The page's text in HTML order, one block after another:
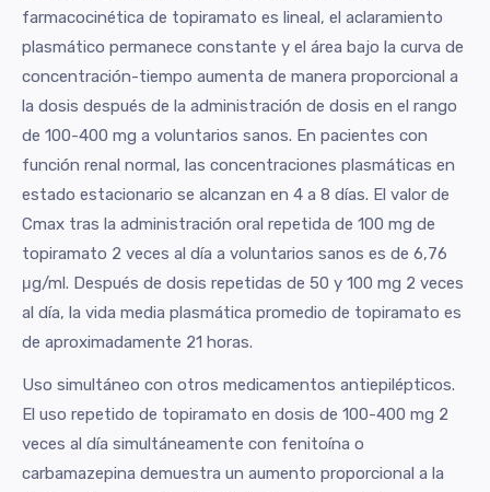
farmacocinética de topiramato es lineal, el aclaramiento
plasmático permanece constante y el área bajo la curva de
concentración-tiempo aumenta de manera proporcional a
la dosis después de la administración de dosis en el rango
de 100-400 mg a voluntarios sanos. En pacientes con
función renal normal, las concentraciones plasmáticas en
estado estacionario se alcanzan en 4 a 8 días. El valor de
Cmax tras la administración oral repetida de 100 mg de
topiramato 2 veces al día a voluntarios sanos es de 6,76
μg/ml. Después de dosis repetidas de 50 y 100 mg 2 veces
al día, la vida media plasmática promedio de topiramato es
de aproximadamente 21 horas.
Uso simultáneo con otros medicamentos antiepilépticos.
El uso repetido de topiramato en dosis de 100-400 mg 2
veces al día simultáneamente con fenitoína o
carbamazepina demuestra un aumento proporcional a la